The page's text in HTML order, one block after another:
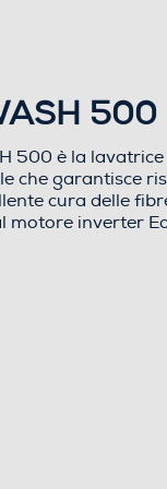
500
500 è la
che garantisce
cura delle
motore inverter